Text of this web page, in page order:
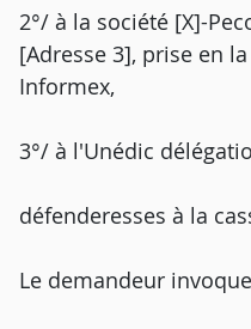
2°/ à la société [X]-
[Adresse 3], prise en
Informex,
3°/ à l'Unédic
défenderesses à la
Le demandeur